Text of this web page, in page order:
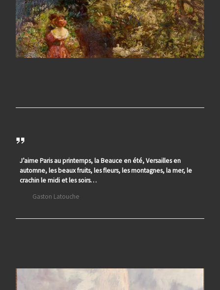
J’aime Paris au printemps, la Beauce en été, Versailles en
automne, les beaux fruits, les fleurs, les montagnes, la mer, le
crachin le midi et les soirs…
Gaston Latouche